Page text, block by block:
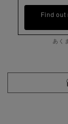
Find out
あく